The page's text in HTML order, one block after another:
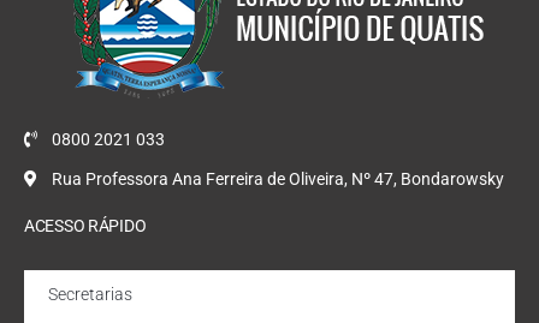
0800 2021 033
Rua Professora Ana Ferreira de Oliveira, Nº 47, Bondarowsky
ACESSO RÁPIDO
Secretarias